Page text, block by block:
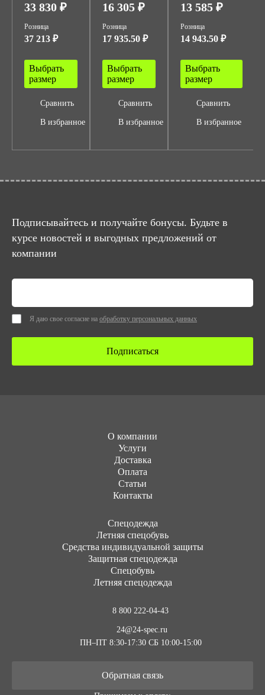
33 830 ₽
Розница
37 213 ₽
Выбрать
размер
Сравнить
В избранное
16 305 ₽
Розница
17 935.50 ₽
Выбрать
размер
Сравнить
В избранное
13 585 ₽
Розница
14 943.50 ₽
Выбрать
размер
Сравнить
В избранное
Подписывайтесь и получайте бонусы. Будьте в
курсе новостей и выгодных предложений от
компании
Я даю свое согласие на обработку персональных данных
Подписаться
О компании
Услуги
Доставка
Оплата
Статьи
Контакты
Cпецодежда
Летняя спецобувь
Средства индивидуальной защиты
Защитная спецодежда
Спецобувь
Летняя спецодежда
8 800 222-04-43
24@24-spec.ru
ПН–ПТ 8:30-17:30 СБ 10:00-15:00
Обратная связь